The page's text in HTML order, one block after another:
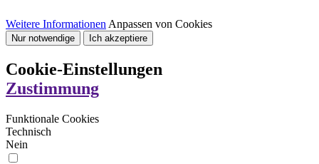
Weitere Informationen Anpassen von Cookies
Nur notwendige Ich akzeptiere
Cookie-Einstellungen
Zustimmung
Funktionale Cookies
Technisch
Nein